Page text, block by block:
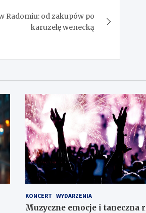
Radomiu: od zakupów po
karuzelę wenecką
KONCERT WYDARZENIA
Muzyczne emocje i taneczna